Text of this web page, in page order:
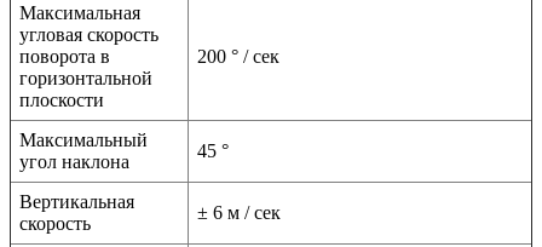
Максимальная
угловая скорость
поворота в
горизонтальной
плоскости
200 ° / сек
Максимальный
угол наклона
45 °
Вертикальная
скорость
± 6 м / сек